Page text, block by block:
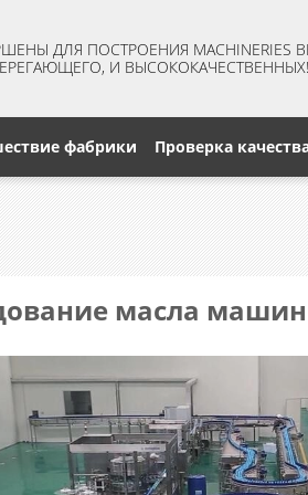
ДЛЯ ПОСТРОЕНИЯ
И ВЫСОКОКАЧЕСТВЕННЫХ!
фабрики Проверка
масла